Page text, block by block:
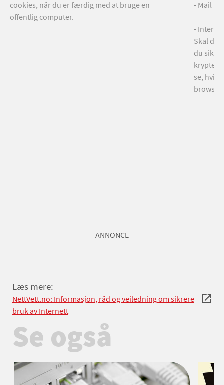
cookies, når du er færdig med at bruge en
offentlig computer.
- Mail
-
Skal du
du sikre
se, hvis
browser.
ANNONCE
Læs mere:
NettVett.no: Informasjon, råd og veiledning om sikrere
bruk av Internett
Se også